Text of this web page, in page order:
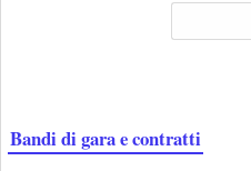
Bandi di gara e contratti